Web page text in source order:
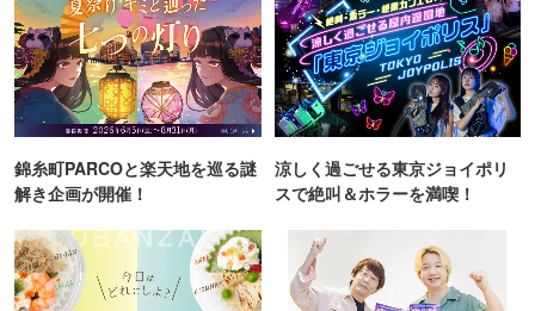
錦糸町PARCOと楽天地を巡る謎
解き企画が開催！
涼しく過ごせる東京ジョイポリ
スで絶叫＆ホラーを満喫！